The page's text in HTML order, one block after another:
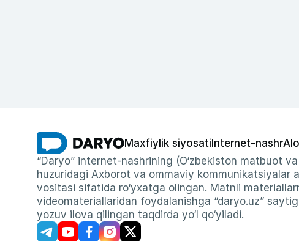
Maxfiylik siyosati Internet-nashr
“Daryo” internet-nashrining (O‘zbekiston matbuot
huzuridagi Axborot va ommaviy
vositasi sifatida ro‘yxatga olingan. Matnli
videomateriallaridan foydalanishga “daryo.uz”
yozuv ilova qilingan taqdirda yo‘l qo‘yiladi.